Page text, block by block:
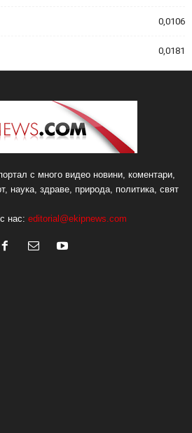
0,0106
0,0181
с много видео новини, коментари,
наука, здраве, природа, политика, свят
нас: editorial@ekipnews.com